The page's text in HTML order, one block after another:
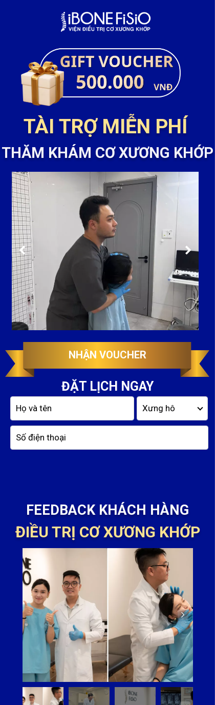
TÀI TRỢ MIỄN PHÍ
THĂM KHÁM CƠ XƯƠNG KHỚP
NHẬN VOUCHER
ĐẶT LỊCH NGAY
FEEDBACK KHÁCH HÀNG
ĐIỀU TRỊ CƠ XƯƠNG KHỚP